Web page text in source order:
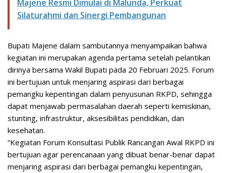
Majene Resmi Dimulai di Malunda, Perkuat
Silaturahmi dan Sinergi Pembangunan
Bupati Majene dalam sambutannya menyampaikan bahwa
kegiatan ini merupakan agenda pertama setelah pelantikan
dirinya bersama Wakil Bupati pada 20 Februari 2025. Forum
ini bertujuan untuk menjaring aspirasi dari berbagai
pemangku kepentingan dalam penyusunan RKPD, sehingga
dapat menjawab permasalahan daerah seperti kemiskinan,
stunting, infrastruktur, aksesibilitas pendidikan, dan
kesehatan.
“Kegiatan Forum Konsultasi Publik Rancangan Awal RKPD ini
bertujuan agar perencanaan yang dibuat benar-benar dapat
menjaring aspirasi dari berbagai pemangku kepentingan,